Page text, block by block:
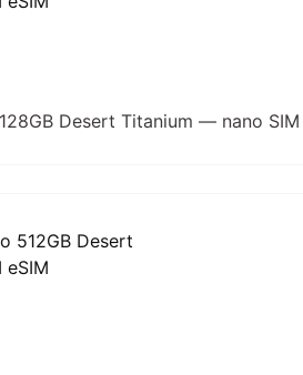
Desert Titanium — nano SIM